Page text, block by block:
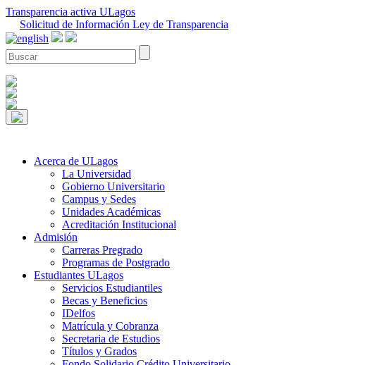
Transparencia activa ULagos
Solicitud de Información Ley de Transparencia
Acerca de ULagos
La Universidad
Gobierno Universitario
Campus y Sedes
Unidades Académicas
Acreditación Institucional
Admisión
Carreras Pregrado
Programas de Postgrado
Estudiantes ULagos
Servicios Estudiantiles
Becas y Beneficios
IDelfos
Matrícula y Cobranza
Secretaria de Estudios
Títulos y Grados